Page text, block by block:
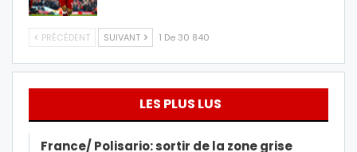
PRÉCÉDENT SUIVANT 1 De 30 840
LES PLUS LUS
France/ Polisario: sortir de la zone grise